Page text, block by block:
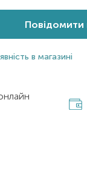
Повідомити
в магазині